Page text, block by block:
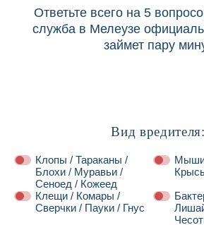
Ответьте всего на 5
служба в Мелеузе
займет пару
Вид вредителя:
Клопы / Тараканы /
Блохи / Муравьи /
Сеноед / Кожеед
Мыши
Клещи / Комары /
Сверчки / Пауки / Гнус